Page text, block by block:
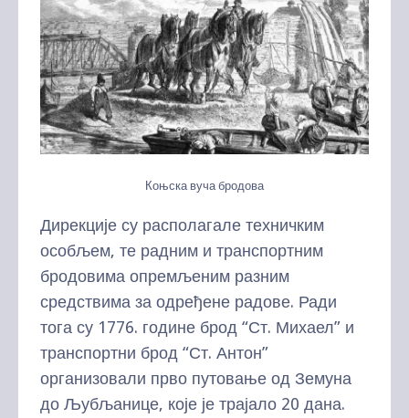
Коњска вуча бродова
Дирекције су располагале техничким
особљем, те радним и транспортним
бродовима опремљеним разним
средствима за одређене радове. Ради
тога су 1776. године брод “Ст. Михаел” и
транспортни брод “Ст. Антон”
организовали прво путовање од Земуна
до Љубљанице, које је трајало 20 дана.